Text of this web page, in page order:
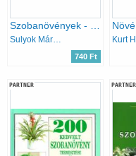
Sulyok Mária · Kecskés Tibor
740 Ft
Kurt
PARTNER PARTNER